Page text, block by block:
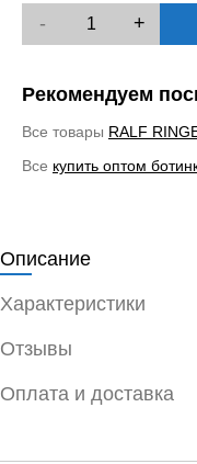
- +
Рекомендуем
Все товары RALF
Все купить оптом
Описание
Характеристики
Отзывы
Оплата и доставка